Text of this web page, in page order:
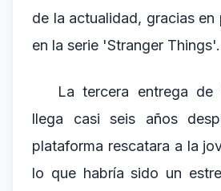
de la actualidad, gracias en
en la serie 'Stranger Things'.
La tercera entrega de
llega casi seis años
plataforma rescatara a la
lo que habría sido un